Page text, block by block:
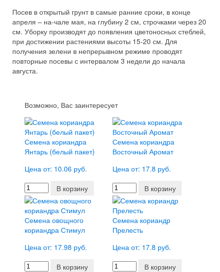
Посев в открытый грунт в самые ранние сроки, в конце
апреля – на-чале мая, на глубину 2 см, строчками через 20
см. Уборку производят до появления цветоносных стеблей,
при достижении растениями высоты 15-20 см. Для
получения зелени в непрерывном режиме проводят
повторные посевы с интервалом 3 недели до начала
августа.
Возможно, Вас заинтересует
Семена кориандра
Янтарь (белый пакет)
Цена от: 10.06 руб.
В корзину
Семена кориандра
Восточный Аромат
Цена от: 17.8 руб.
В корзину
Семена овощного
кориандра Стимул
Цена от: 17.98 руб.
В корзину
Семена кориандр
Прелесть
Цена от: 17.8 руб.
В корзину